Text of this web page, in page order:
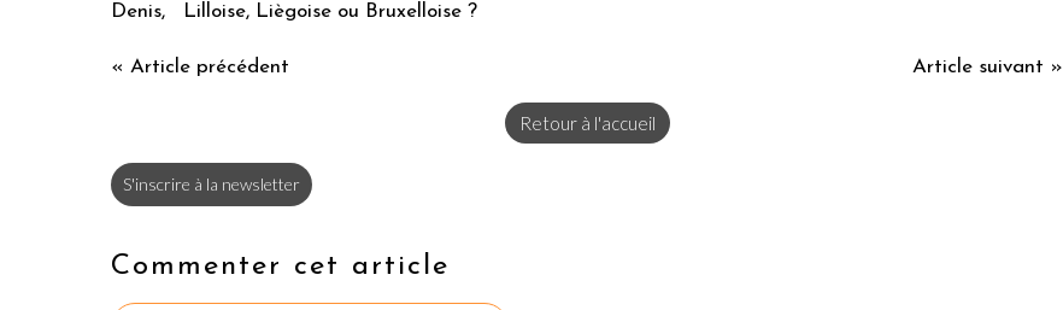
Denis, Lilloise, Liègoise ou Bruxelloise ?
« Article précédent Article suivant »
Retour à l'accueil
S'inscrire à la newsletter
Commenter cet article